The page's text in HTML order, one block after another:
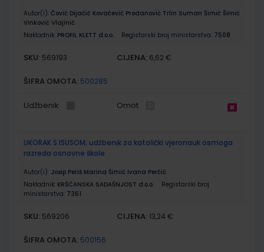
Autor(i): Čović Dijačić Kovačević Prodanović Trlin Suman Šimić Šimić
Vinković Vlajinić
Nakladnik: PROFIL KLETT d.o.o. Registarski broj ministarstva: 7508
SKU: 569193 CIJENA: 6,62 €
ŠIFRA OMOTA: 500285
Udžbenik Omot
UKORAK S ISUSOM; udžbenik za katolički vjeronauk osmoga
razreda osnovne škole
Autor(i): Josip Periš Marina Šimić Ivana Perčić
Nakladnik: KRŠĆANSKA SADAŠNJOST d.o.o.
Registarski broj
ministarstva: 7361
SKU: 569206 CIJENA: 13,24 €
ŠIFRA OMOTA: 500156